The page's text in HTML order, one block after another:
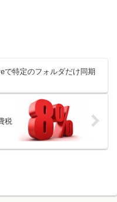
で特定のフォルダだけ同期
税